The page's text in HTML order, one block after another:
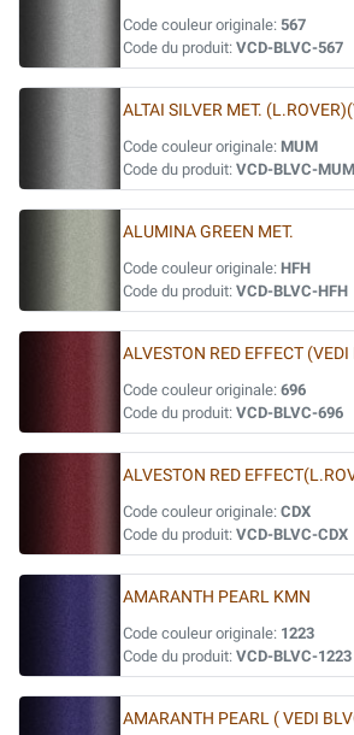
Code couleur originale: 567
Code du produit: VCD-BLVC-567
ALTAI SILVER MET.
Code couleur originale: MUM
Code du produit: VCD-BLVC-MUM
ALUMINA GREEN MET.
Code couleur originale: HFH
Code du produit: VCD-BLVC-HFH
ALVESTON RED EFFECT
Code couleur originale: 696
Code du produit: VCD-BLVC-696
ALVESTON RED
Code couleur originale: CDX
Code du produit: VCD-BLVC-CDX
AMARANTH PEARL KMN
Code couleur originale: 1223
Code du produit: VCD-BLVC-1223
AMARANTH PEARL ( VEDI